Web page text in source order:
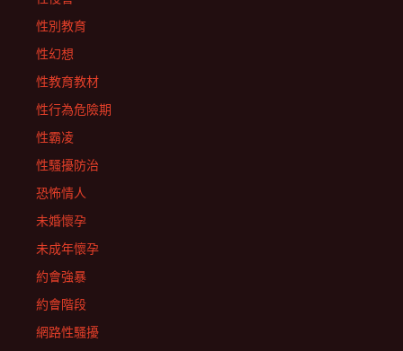
性別教育
性幻想
性教育教材
性行為危險期
性霸凌
性騷擾防治
恐怖情人
未婚懷孕
未成年懷孕
約會強暴
約會階段
網路性騷擾